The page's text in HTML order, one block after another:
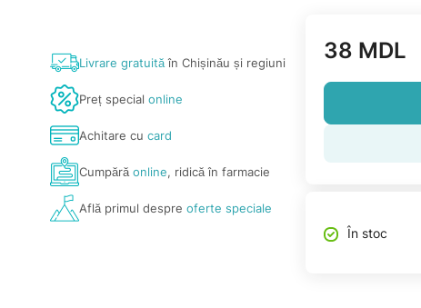
Livrare gratuităîn Chișinău și regiuni
Preț specialonline
Achitare cucard
Cumpărăonline, ridică în farmacie
Află primul despreoferte speciale
38 MDL
În stoc